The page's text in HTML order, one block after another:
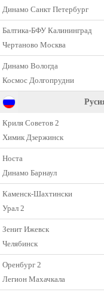
Динамо Санкт Петербург
Балтика-БФУ Калининград
Чертаново Москва
Динамо Вологда
Космос Долгопрудни
Криля Советов 2
Химик Дзержинск
Носта
Динамо Барнаул
Каменск-Шахтински
Урал 2
Зенит Ижевск
Челябинск
Оренбург 2
Легион Махачкала